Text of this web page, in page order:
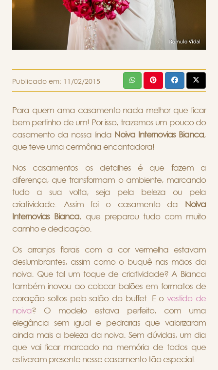
Publicado em: 11/02/2015
Para quem ama casamento nada melhor que ficar
bem pertinho de um! Por isso, trazemos um pouco do
casamento da nossa linda Noiva Internovias Bianca,
que teve uma cerimônia encantadora!
Nos casamentos os detalhes é que fazem a
diferença, que transformam o ambiente, marcando
tudo a sua volta, seja pela beleza ou pela
criatividade. Assim foi o casamento da
Noiva
Internovias Bianca, que preparou tudo com muito
carinho e dedicação.
Os arranjos florais com a cor vermelha estavam
deslumbrantes, assim como o buquê nas mãos da
noiva. Que tal um toque de criatividade? A Bianca
também inovou ao colocar balões em formatos de
coração soltos pelo salão do buffet. E ovestido de
noiva? O modelo estava perfeito, com uma
elegância sem igual e pedrarias que valorizaram
ainda mais a beleza da noiva. Sem dúvidas, um dia
que vai ficar marcado na memória de todos que
estiveram presente nesse casamento tão especial.